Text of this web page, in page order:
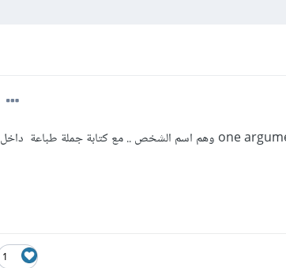
كيف أقوم بانشاء one constructor في person class مع one argument وهم اسم الشخص .. مع كتابة جملة طباعة داخل
1